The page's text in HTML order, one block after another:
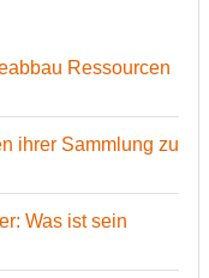
Ressourcen
ihrer Sammlung zu
Was ist sein